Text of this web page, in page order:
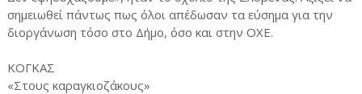
σημειωθεί πάντως πως όλοι απέδωσαν τα εύσημα για την
διοργάνωση τόσο στο Δήμο, όσο και στην ΟΧΕ.
ΚΟΓΚΑΣ
«Στους καραγκιοζάκους»